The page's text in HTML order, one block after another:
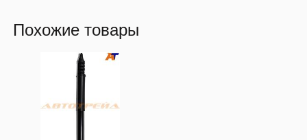
Похожие товары